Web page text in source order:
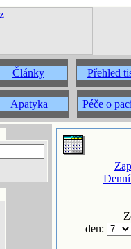
Články Přehled
Apatyka Péče o
den: